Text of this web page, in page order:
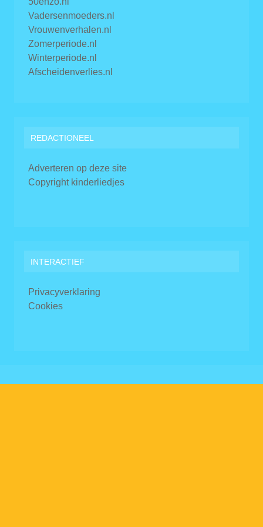
Vadersenmoeders.nl
Vrouwenverhalen.nl
Zomerperiode.nl
Winterperiode.nl
Afscheidenverlies.nl
REDACTIONEEL
Adverteren op deze site
Copyright kinderliedjes
INTERACTIEF
Privacyverklaring
Cookies